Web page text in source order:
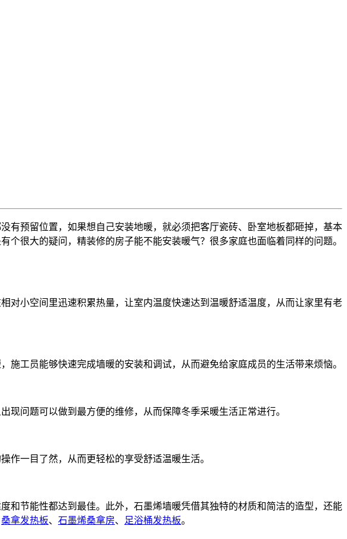
有预留位置，如果想自己安装地暖，就必须把客厅瓷砖、卧室地板都砸掉，基本
很大的疑问，精装修的房子能不能安装暖气？很多家庭也面临着同样的问题。
对小空间里迅速积累热量，让室内温度快速达到温暖舒适温度，从而让家里有老
工员能够快速完成墙暖的安装和调试，从而避免给家庭成员的生活带来烦恼。
问题可以做到最方便的维修，从而保障冬季采暖生活正常进行。
作一目了然，从而更轻松的享受舒适温暖生活。
和节能性都达到最佳。此外，石墨烯墙暖凭借其独特的材质和简洁的造型，还能
桑拿发热板、 石墨烯桑拿房、 足浴桶发热板。